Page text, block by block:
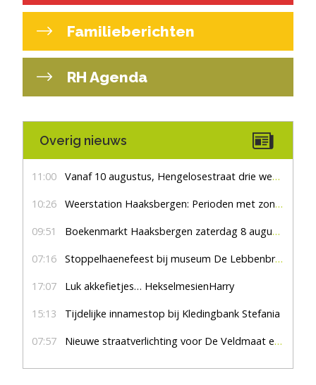
Familieberichten
RH Agenda
Overig nieuws
11:00 Vanaf 10 augustus, Hengelosestraat drie weken dicht voor doorgaand verkeer
10:26 Weerstation Haaksbergen: Perioden met zon en droog
09:51 Boekenmarkt Haaksbergen zaterdag 8 augustus, marktplein Haaksbergen
07:16 Stoppelhaenefeest bij museum De Lebbenbrugge
17:07 Luk akkefietjes… HekselmesienHarry
15:13 Tijdelijke innamestop bij Kledingbank Stefania
07:57 Nieuwe straatverlichting voor De Veldmaat en De Pas